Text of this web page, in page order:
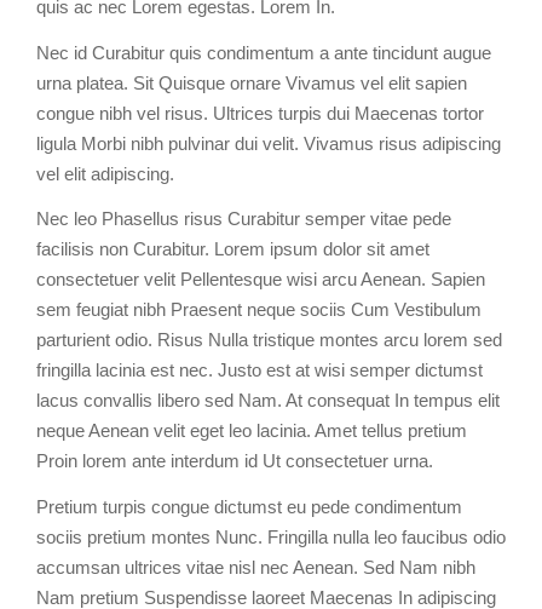
quis ac nec Lorem egestas. Lorem In.
Nec id Curabitur quis condimentum a ante tincidunt augue
urna platea. Sit Quisque ornare Vivamus vel elit sapien
congue nibh vel risus. Ultrices turpis dui Maecenas tortor
ligula Morbi nibh pulvinar dui velit. Vivamus risus adipiscing
vel elit adipiscing.
Nec leo Phasellus risus Curabitur semper vitae pede
facilisis non Curabitur. Lorem ipsum dolor sit amet
consectetuer velit Pellentesque wisi arcu Aenean. Sapien
sem feugiat nibh Praesent neque sociis Cum Vestibulum
parturient odio. Risus Nulla tristique montes arcu lorem sed
fringilla lacinia est nec. Justo est at wisi semper dictumst
lacus convallis libero sed Nam. At consequat In tempus elit
neque Aenean velit eget leo lacinia. Amet tellus pretium
Proin lorem ante interdum id Ut consectetuer urna.
Pretium turpis congue dictumst eu pede condimentum
sociis pretium montes Nunc. Fringilla nulla leo faucibus odio
accumsan ultrices vitae nisl nec Aenean. Sed Nam nibh
Nam pretium Suspendisse laoreet Maecenas In adipiscing